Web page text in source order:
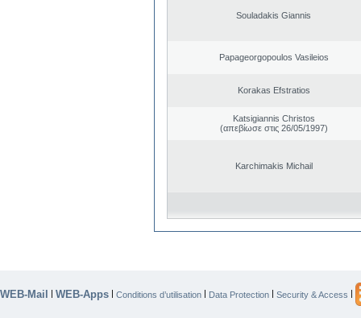
Souladakis Giannis
Papageorgopoulos Vasileios
Korakas Efstratios
Katsigiannis Christos
(απεβίωσε στις 26/05/1997)
Karchimakis Michail
WEB-Mail | WEB-Apps | Conditions d’utilisation | Data Protection | Security & Access |